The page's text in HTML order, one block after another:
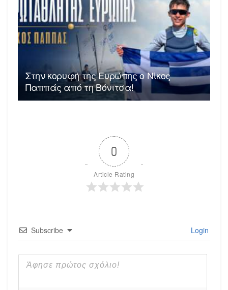
Στην κορυφή της Ευρώπης ο Νίκος
Παππάς από τη Βόνιτσα!
0
Article Rating
Subscribe Login